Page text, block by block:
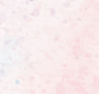
がに削られた?」と